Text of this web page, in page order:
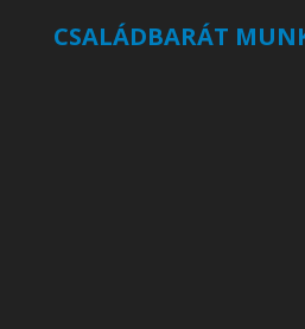
CSALÁDBARÁT